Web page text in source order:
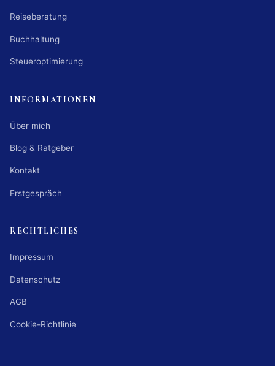
Reiseberatung
Buchhaltung
Steueroptimierung
INFORMATIONEN
Über mich
Blog & Ratgeber
Kontakt
Erstgespräch
RECHTLICHES
Impressum
Datenschutz
AGB
Cookie-Richtlinie